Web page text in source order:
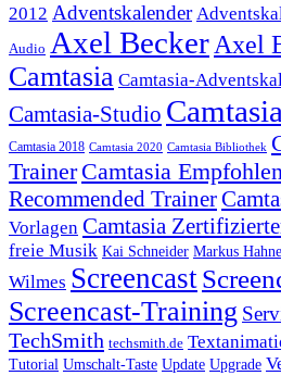
2012 Adventskalender
Audio Axel BeckerAxel
Camtasia Camtasia-
Camtasia-Studio
Camtasia 2018 Camtasia 2020 Camtasia Bibliothek
Trainer Camtasia
Recommended Trainer
Vorlagen Camtasia
freie Musik Kai Schneider Markus
Wilmes Screencast
Screencast-Training
TechSmith techsmith.de
Tutorial Umschalt-Taste Update Upgrade